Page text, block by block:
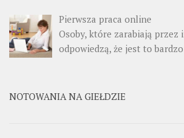
Pierwsza praca online
Osoby, które zarabiają przez
odpowiedzą, że jest to
NOTOWANIA NA GIEŁDZIE